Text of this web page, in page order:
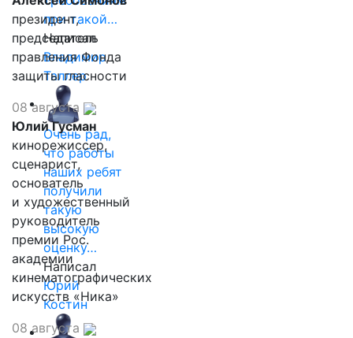
при такой…
Написал
Владимир
Таллер
Очень рад,
что работы
наших ребят
получили
такую
высокую
оценку…
Написал
Юрий
Костин
президент,
председатель
правления Фонда
защиты гласности
08 августа
Юлий Гусман
кинорежиссер,
сценарист,
основатель
и художественный
руководитель
премии Рос.
академии
кинематографических
искусств «Ника»
08 августа